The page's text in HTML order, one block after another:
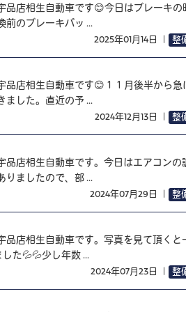
品店相生自動車です😊今日はブレーキの
前のブレーキパッ ...
2025年01月14日 整
品店相生自動車です😊１１月後半から急
ました。直近の予 ...
2024年12月13日 整
店相生自動車です。今日はエアコンの
りましたので、部 ...
2024年07月29日 整
品店相生自動車です。写真を見て頂くと
た💦💦少し年数 ...
2024年07月23日 整